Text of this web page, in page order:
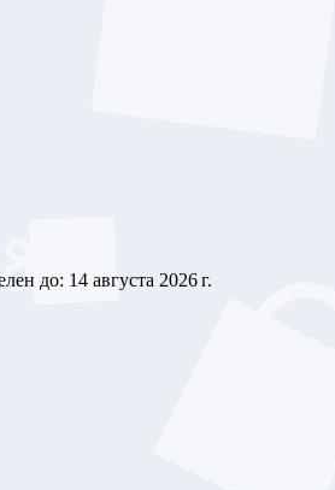
до: 14 августа 2026 г.